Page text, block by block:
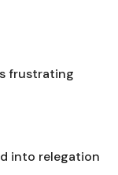
frustrating
into relegation